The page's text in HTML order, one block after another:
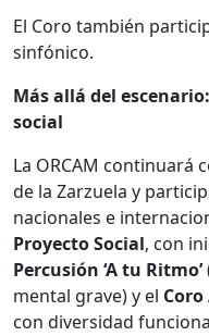
El Coro también
sinfónico.
Más allá del
social
La ORCAM continuará
de la Zarzuela y
nacionales e
Proyecto Social, con
Percusión ‘A tu Ritmo’
mental grave) y el
con diversidad